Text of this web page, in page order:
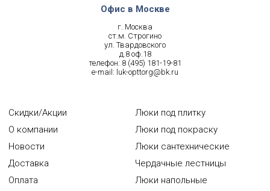
Офис в Москве
г. Москва
ст.м. Строгино
ул. Твардовского
д.8 оф.18
телефон: 8 (495) 181-19-81
e-mail: luk-opttorg@bk.ru
Скидки/Акции
О компании
Новости
Доставка
Оплата
Люки под плитку
Люки под покраску
Люки сантехнические
Чердачные лестницы
Люки напольные